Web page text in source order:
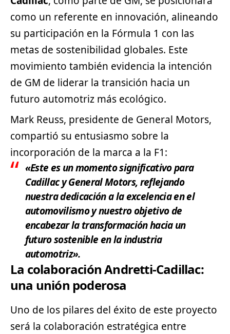
como un referente en innovación, alineando
su participación en la Fórmula 1 con las
metas de sostenibilidad globales. Este
movimiento también evidencia la intención
de GM de liderar la transición hacia un
futuro automotriz más ecológico.
Mark Reuss, presidente de General Motors,
compartió su entusiasmo sobre la
incorporación de la marca a la F1:
«Este es un momento significativo para
Cadillac y General Motors, reflejando
nuestra dedicación a la excelencia en el
automovilismo y nuestro objetivo de
encabezar la transformación hacia un
futuro sostenible en la industria
automotriz».
La colaboración Andretti-Cadillac:
una unión poderosa
Uno de los pilares del éxito de este proyecto
será la colaboración estratégica entre